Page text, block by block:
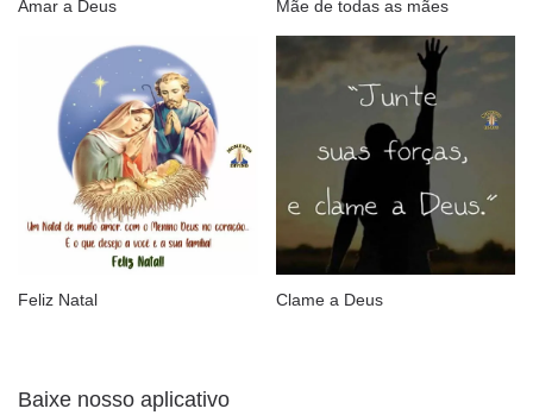
Amar a Deus Mãe de todas as mães
Feliz Natal Clame a Deus
Baixe nosso aplicativo